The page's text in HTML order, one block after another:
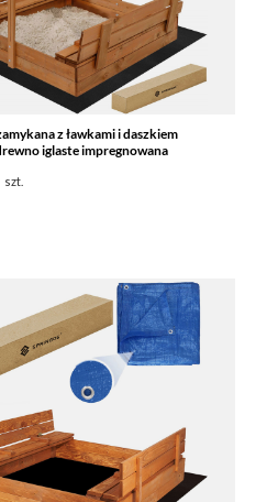
z ławkami i daszkiem
iglaste impregnowana
szt.